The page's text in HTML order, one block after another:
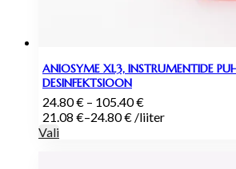
ANIOSYME XL3, INSTRUMENTIDE
DESINFEKTSIOON
24.80€ – 105.40€Hinnavahemik:
24.80 €
21.08 €–24.80€ /liiter
Vali